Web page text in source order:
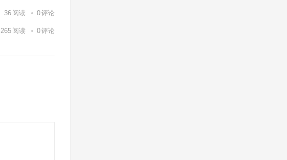
36 阅读 0评论
265 阅读 0评论